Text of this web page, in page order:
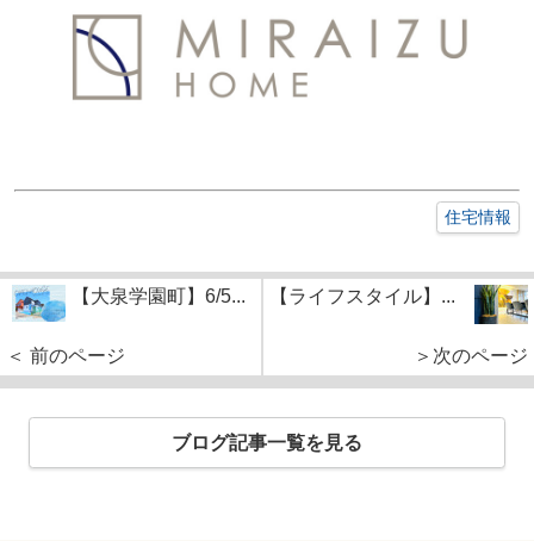
住宅情報
【大泉学園町】6/5...
＜ 前のページ
【ライフスタイル】...
＞次のページ
ブログ記事一覧を見る